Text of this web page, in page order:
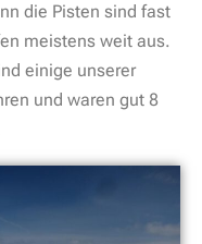
die Pisten sind fast
meistens weit aus.
einige unserer
und waren gut 8